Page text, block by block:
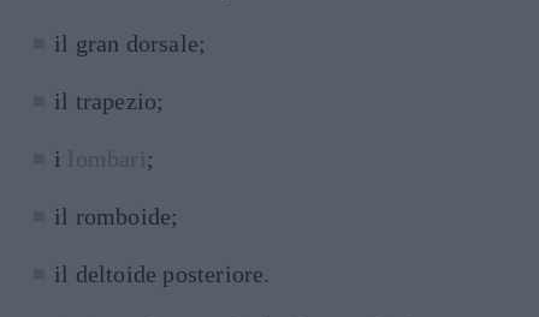
il gran dorsale;
il trapezio;
i lombari ;
il romboide;
il deltoide posteriore.